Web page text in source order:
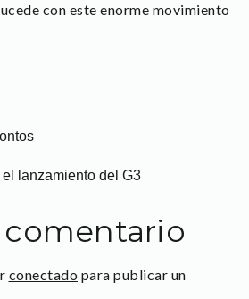
con este enorme movimiento
lanzamiento del G3
conectado para publicar un